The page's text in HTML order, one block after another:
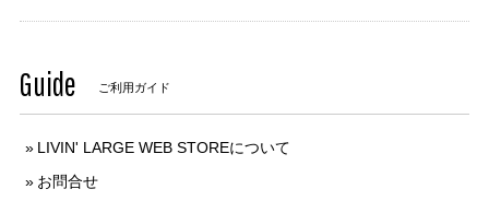
Guide ご利用ガイド
LIVIN' LARGE WEB STOREについて
お問合せ